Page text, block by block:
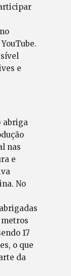
e
abriga
nas
e
No
17
o que
da